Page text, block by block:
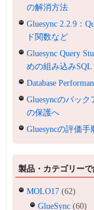
の解消方法
Gluesync 2.2.9：
ド関数など
Gluesync Query
めの組み込みSQL
Database
Gluesyncのバッ
の保護へ
Gluesyncの評価手
製品・カテゴリー
MOLO17 (62)
GlueSync (60)